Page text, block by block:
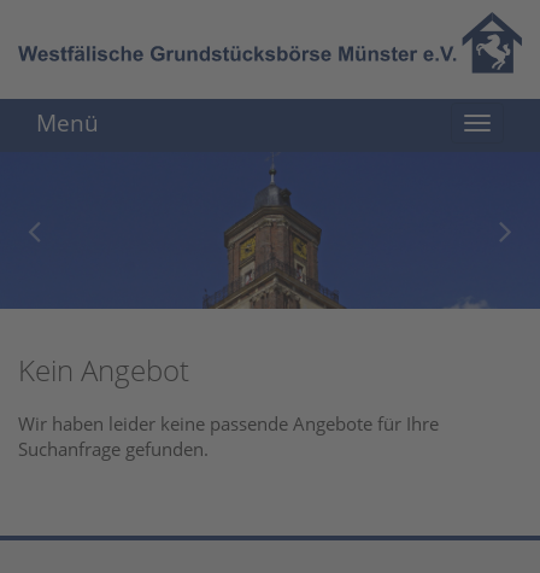
Menü
Kein Angebot
Wir haben leider keine passende Angebote für Ihre
Suchanfrage gefunden.